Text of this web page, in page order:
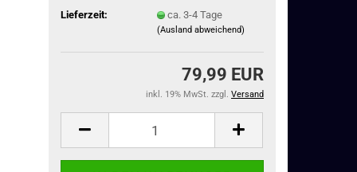
Lieferzeit:
ca. 3-4 Tage
(Ausland abweichend)
79,99 EUR
inkl. 19% MwSt. zzgl. Versand